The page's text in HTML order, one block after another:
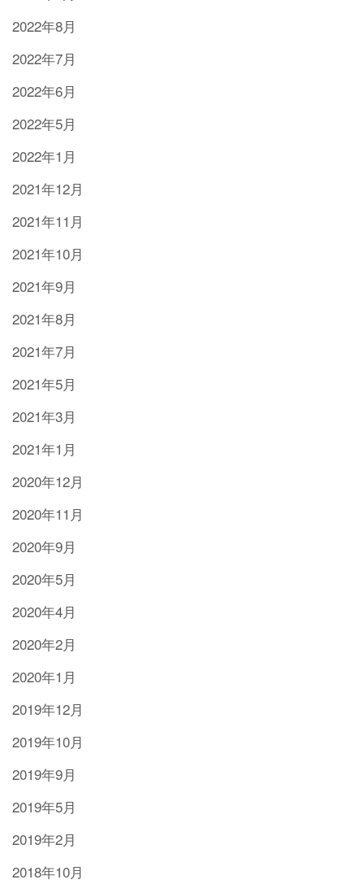
2022年8月
2022年7月
2022年6月
2022年5月
2022年1月
2021年12月
2021年11月
2021年10月
2021年9月
2021年8月
2021年7月
2021年5月
2021年3月
2021年1月
2020年12月
2020年11月
2020年9月
2020年5月
2020年4月
2020年2月
2020年1月
2019年12月
2019年10月
2019年9月
2019年5月
2019年2月
2018年10月